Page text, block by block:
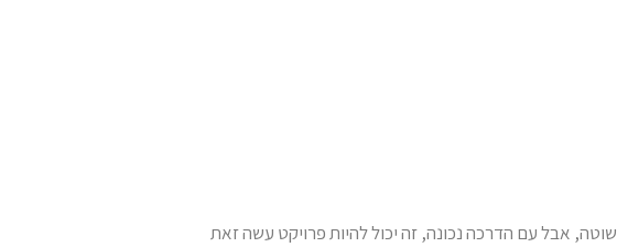
אבל עם הדרכה נכונה, זה יכול להיות פרויקט עשה זאת